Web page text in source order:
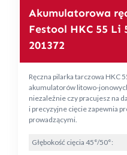
Akumulatorowa
Festool HKC 55 Li
201372
Ręczna pilarka tarczowa HKC
akumulatorów litowo-
niezależnie czy pracujesz na
i precyzyjne cięcie zapewnia
prowadzącymi.
Głębokość cięcia 45°/50°: